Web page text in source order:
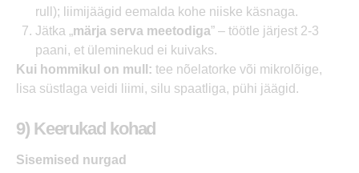
rull); liimijäägid eemalda kohe niiske käsnaga.
Jätka „märja serva meetodiga” – töötle järjest 2-3
paani, et üleminekud ei kuivaks.
Kui hommikul on mull: tee nõelatorke või mikrolõige,
lisa süstlaga veidi liimi, silu spaatliga, pühi jäägid.
9) Keerukad kohad
Sisemised nurgad